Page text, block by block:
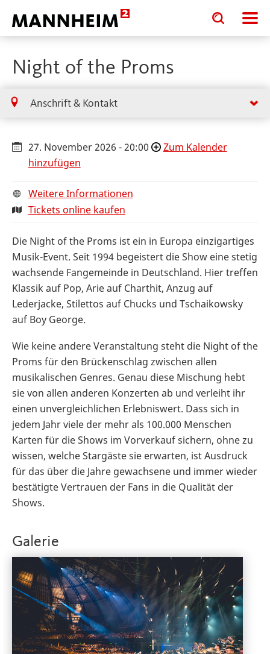
Toggle
search
input
Toggle
search
input
Night of the Proms
Anschrift & Kontakt
27. November 2026 - 20:00
Zum Kalender
hinzufügen
Weitere Informationen
Tickets online kaufen
Die Night of the Proms ist ein in Europa einzigartiges
Musik-Event. Seit 1994 begeistert die Show eine stetig
wachsende Fangemeinde in Deutschland. Hier treffen
Klassik auf Pop, Arie auf Charthit, Anzug auf
Lederjacke, Stilettos auf Chucks und Tschaikowsky
auf Boy George.
Wie keine andere Veranstaltung steht die Night of the
Proms für den Brückenschlag zwischen allen
musikalischen Genres. Genau diese Mischung hebt
sie von allen anderen Konzerten ab und verleiht ihr
einen unvergleichlichen Erlebniswert. Dass sich in
jedem Jahr viele der mehr als 100.000 Menschen
Karten für die Shows im Vorverkauf sichern, ohne zu
wissen, welche Stargäste sie erwarten, ist Ausdruck
für das über die Jahre gewachsene und immer wieder
bestätigte Vertrauen der Fans in die Qualität der
Shows.
Galerie